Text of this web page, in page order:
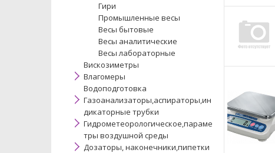
Гири
Промышленные весы
Весы бытовые
Весы аналитические
Весы лабораторные
Вискозиметры
Влагомеры
Водоподготовка
Газоанализаторы,аспираторы,ин
дикаторные трубки
Гидрометеорологическое,параме
тры воздушной среды
Дозаторы, наконечники,пипетки